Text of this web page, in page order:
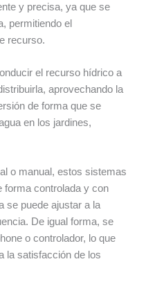
y precisa, ya que se
permitiendo el
recurso.
el recurso hídrico a
aprovechando la
de forma que se
en los jardines,
o manual, estos sistemas
forma controlada y con
se puede ajustar a la
De igual forma, se
o controlador, lo que
la satisfacción de los